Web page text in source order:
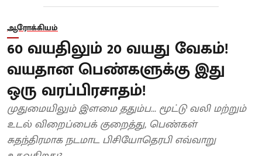
ஆரோக்கியம்
60 வயதிலும் 20 வயது வேகம்!
வயதான பெண்களுக்கு இது
ஒரு வரப்பிரசாதம்!
முதுமையிலும் இளமை ததும்ப... மூட்டு வலி மற்றும்
உடல் விறைப்பைக் குறைத்து, பெண்கள்
சுதந்திரமாக நடமாட பிசியோதெரபி எவ்வாறு